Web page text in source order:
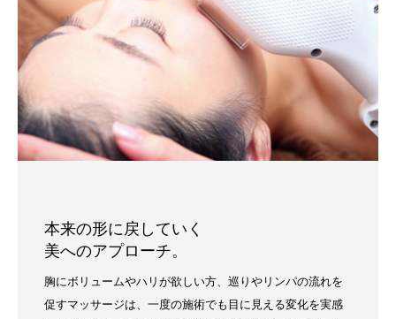
本来の形に戻していく
美へのアプローチ。
胸にボリュームやハリが欲しい方、巡りやリンパの流れを
促すマッサージは、一度の施術でも目に見える変化を実感